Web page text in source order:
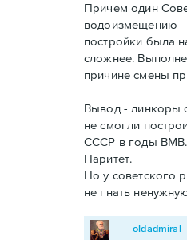
Причем один
водоизмещению -
постройки была
сложнее.
причине смены
Вывод - линкоры
не смогли
СССР в годы ВМВ.
Паритет.
Но у советского
не гнать
oldadmiral